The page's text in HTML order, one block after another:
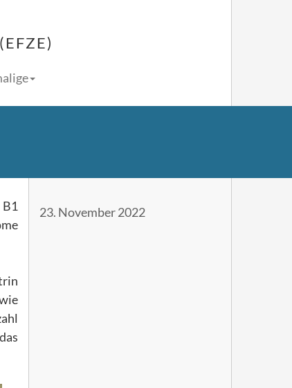
23. November 2022